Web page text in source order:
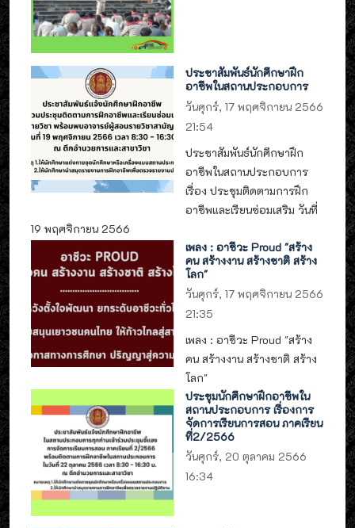
ประชาสัมพันธ์นักศึกษาฝึก
อาชีพในสถานประกอบการ
วันศุกร์, 17 พฤศจิกายน 2566
21:54
ประชาสัมพันธ์นักศึกษาฝึก
อาชีพในสถานประกอบการ
เรื่อง ประชุมติดตามการฝึก
อาชีพและเรียนซ่อมเสริม วันที่
19 พฤศจิกายน 2566
เพลง : อาชีวะ Proud "สร้าง
คน สร้างงาน สร้างชาติ สร้าง
โลก"
วันศุกร์, 17 พฤศจิกายน 2566
21:35
เพลง : อาชีวะ Proud "สร้าง
คน สร้างงาน สร้างชาติ สร้าง
โลก"
ประชุมนักศึกษาฝึกอาชีพใน
สถานประกอบการ เรื่องการ
จัดการเรียนการสอน ภาคเรียน
ที่2/2566
วันศุกร์, 20 ตุลาคม 2566
16:34